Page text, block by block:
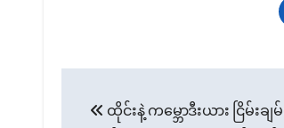
navigation
ထိုင်းနဲ့ ကမ္ဘောဒီးယား ငြိမ်းခ